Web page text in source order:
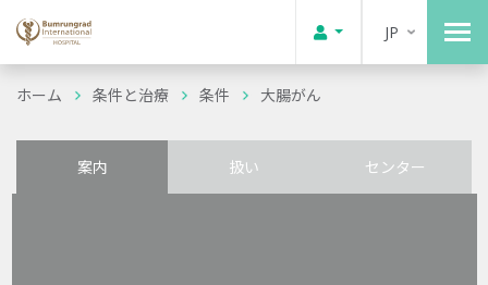
JP
ホーム 条件と治療 条件 大腸がん
案内 扱い センター